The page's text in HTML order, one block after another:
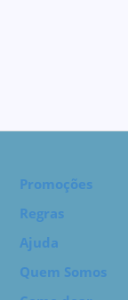
Promoções
Regras
Ajuda
Quem Somos